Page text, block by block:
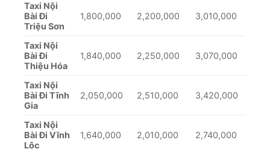
Taxi Nội
Bài Đi
Triệu Sơn
1,800,000 2,200,000 3,010,000
Taxi Nội
Bài Đi
Thiệu Hóa
1,840,000 2,250,000 3,070,000
Taxi Nội
Bài Đi Tĩnh
Gia
2,050,000 2,510,000 3,420,000
Taxi Nội
Bài Đi Vĩnh
Lộc
1,640,000 2,010,000 2,740,000